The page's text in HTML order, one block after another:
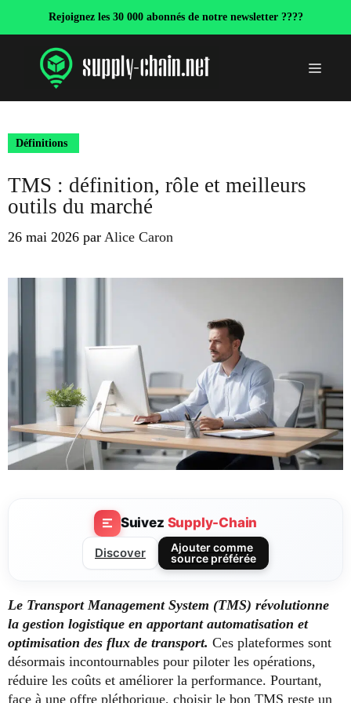
Rejoignez les 30 000 abonnés de notre newsletter ????
Menu
Définitions
TMS : définition, rôle et meilleurs
outils du marché
26 mai 2026 par Alice Caron
Suivez Supply-Chain
Discover
Ajouter comme
source préférée
Le Transport Management System (TMS) révolutionne
la gestion logistique en apportant automatisation et
optimisation des flux de transport. Ces plateformes sont
désormais incontournables pour piloter les opérations,
réduire les coûts et améliorer la performance. Pourtant,
face à une offre pléthorique, choisir le bon TMS reste un